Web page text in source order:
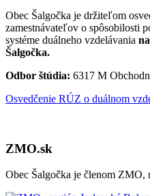
Obec Šalgočka je držiteľom
zamestnávateľov o spôsobilosti
systéme duálneho vzdelávania
Šalgočka.
Odbor štúdia: 6317 M
Osvedčenie RÚZ o duálnom
ZMO.sk
Obec Šalgočka je členom ZMO,